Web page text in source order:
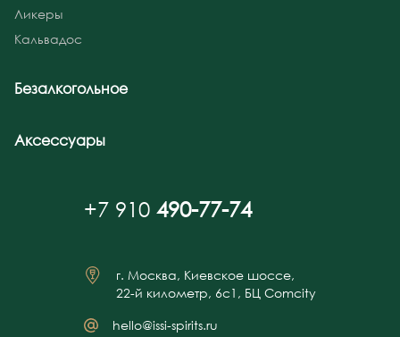
Ликеры
Кальвадос
Безалкогольное
Аксессуары
+7 910 490-77-74
г. Москва, Киевское шоссе,
22-й километр, 6с1, БЦ Comcity
hello@issi-spirits.ru